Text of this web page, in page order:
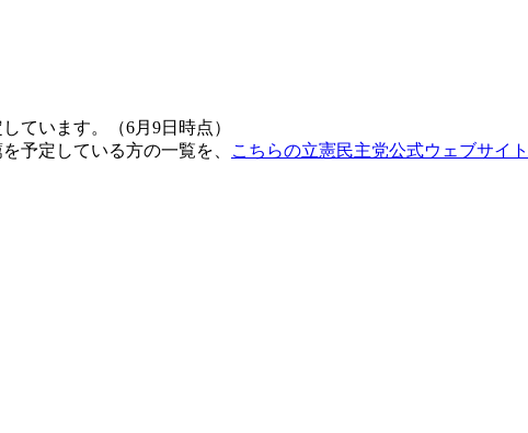
ています。（6月9日時点）
予定している方の一覧を、
こちらの立憲民主党公式ウェブサイ